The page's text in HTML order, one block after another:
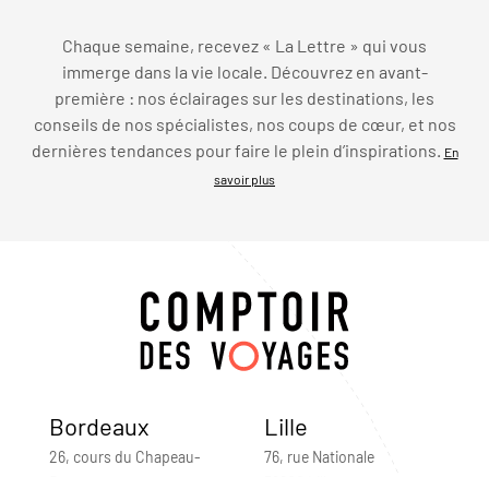
Chaque semaine, recevez « La Lettre » qui vous
immerge dans la vie locale. Découvrez en avant-
première : nos éclairages sur les destinations, les
conseils de nos spécialistes, nos coups de cœur, et nos
dernières tendances pour faire le plein d’inspirations. En
savoir plus
Bordeaux
26, cours du Chapeau-
Lille
76, rue Nationale